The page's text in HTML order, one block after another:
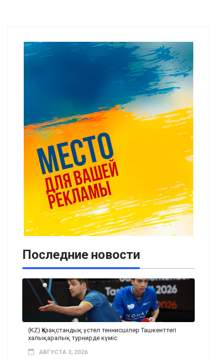
Последние новости
(KZ) Қазақстандық үстел теннисшілер Ташкенттегі
халықаралық турнирде күміс
АВГУСТА 3, 2026